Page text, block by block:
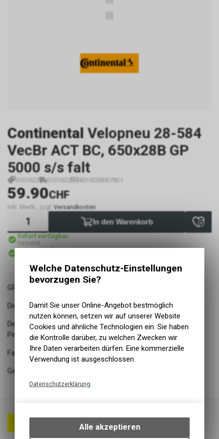
Continental Velopneu 28-584
VecBr ACT BC, 650x28B GP
5000 s/s falt
0101622 0101622 4019238007831
59.90CHF
inkl. MwSt., zzgl. Versandkosten
In den Warenkorb
Sofort verfügbar
Versand
Sofort abholbar
GRAND PRIX 5000
Die neue Ära im Rennradsport
Der beste Allrounder im Feld auf einem völlig neuen
Performance-Level
Fahre schneller, kompfortabler und noch pannensicherer
Gemacht, um dich besser zu machen
Welche Datenschutz-Einstellungen
bevorzugen Sie?
Damit Sie unser Online-Angebot bestmöglich
nutzen können, setzen wir auf unserer Website
Cookies und ähnliche Technologien ein. Sie haben
die Kontrolle darüber, zu welchen Zwecken wir
Ihre Daten verarbeiten dürfen. Eine kommerzielle
Verwendung ist ausgeschlossen.
Datenschutzerklärung
bestimmte Interaktionen und
Einstellungen auf Ihrem Gerät,
Alle akzeptieren